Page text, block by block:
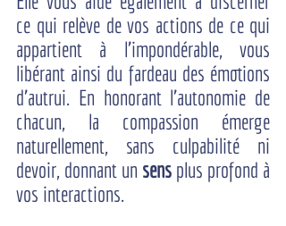
ce qui relève de vos actions de ce qui
appartient à l'impondérable, vous
libérant ainsi du fardeau des émotions
d'autrui. En honorant l'autonomie de
chacun, la compassion émerge
naturellement, sans culpabilité ni
devoir, donnant un sens plus profond à
vos interactions.